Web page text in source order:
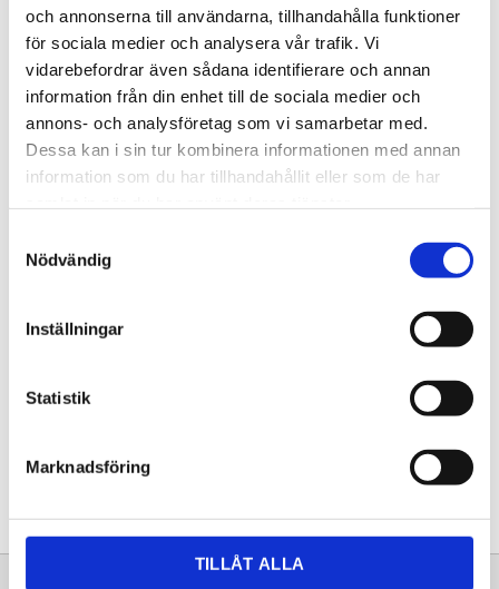
och annonserna till användarna, tillhandahålla funktioner
för sociala medier och analysera vår trafik. Vi
vidarebefordrar även sådana identifierare och annan
information från din enhet till de sociala medier och
annons- och analysföretag som vi samarbetar med.
Dessa kan i sin tur kombinera informationen med annan
information som du har tillhandahållit eller som de har
Nödvändig
Inställningar
Statistik
Marknadsföring
TILLÅT ALLA
66 700,00KR
Antal
Lagervara
Artikelnr
20261533